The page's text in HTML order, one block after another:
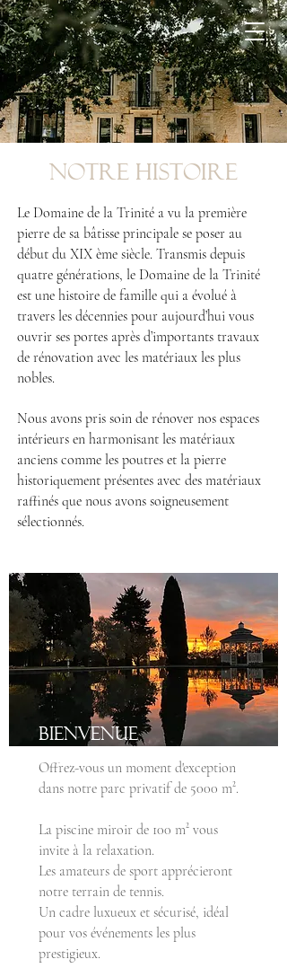
Notre Histoire
Le Domaine de la Trinité a vu la première
pierre de sa bâtisse principale se poser au
début du XIX ème siècle. Transmis depuis
quatre générations, le Domaine de la Trinité
est une histoire de famille qui a évolué à
travers les décennies pour aujourd’hui vous
ouvrir ses portes après d’importants travaux
de rénovation avec les matériaux les plus
nobles.
Nous avons pris soin de rénover nos espaces
intérieurs en harmonisant les matériaux
anciens comme les poutres et la pierre
historiquement présentes avec des matériaux
raffinés que nous avons soigneusement
sélectionnés.
Bienvenue
Offrez-vous un moment d'exception
dans notre parc privatif de 5000 m².
La piscine miroir de 100 m² vous
invite à la relaxation.
Les amateurs de sport apprécieront
notre terrain de tennis.
Un cadre luxueux et sécurisé, idéal
pour vos événements les plus
prestigieux.